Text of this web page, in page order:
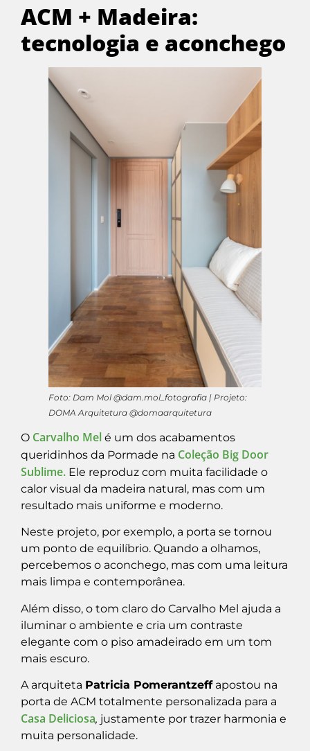
ACM + Madeira:
tecnologia e aconchego
Foto: Dam Mol @dam.mol_fotografia | Projeto:
DOMA Arquitetura @domaarquitetura
O Carvalho Mel é um dos acabamentos
queridinhos da Pormade na Coleção Big Door
Sublime. Ele reproduz com muita facilidade o
calor visual da madeira natural, mas com um
resultado mais uniforme e moderno.
Neste projeto, por exemplo, a porta se tornou
um ponto de equilíbrio. Quando a olhamos,
percebemos o aconchego, mas com uma leitura
mais limpa e contemporânea.
Além disso, o tom claro do Carvalho Mel ajuda a
iluminar o ambiente e cria um contraste
elegante com o piso amadeirado em um tom
mais escuro.
A arquiteta Patricia Pomerantzeffapostou na
porta de ACM totalmente personalizada para a
Casa Deliciosa, justamente por trazer harmonia e
muita personalidade.